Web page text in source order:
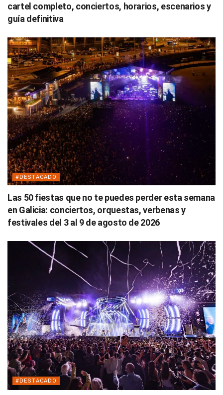
cartel completo, conciertos, horarios, escenarios y
guía definitiva
#DESTACADO
Las 50 fiestas que no te puedes perder esta semana
en Galicia: conciertos, orquestas, verbenas y
festivales del 3 al 9 de agosto de 2026
#DESTACADO